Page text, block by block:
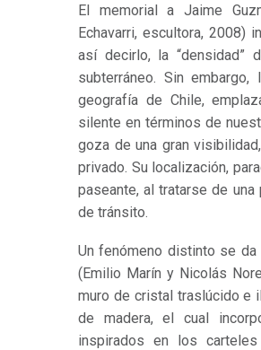
El memorial a Jaime
Echavarri, escultora, 2008)
así decirlo, la “densidad”
subterráneo. Sin
geografía de Chile,
silente en términos de
goza de una gran
privado. Su localización,
paseante, al tratarse de
de tránsito.
Un fenómeno distinto se
(Emilio Marín y Nicolás
muro de cristal traslúcido e
de madera, el cual
inspirados en los